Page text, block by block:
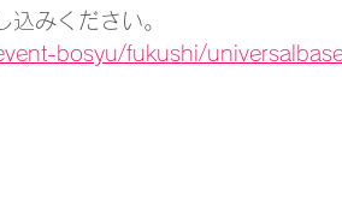
込みください。
bosyu/fukushi/